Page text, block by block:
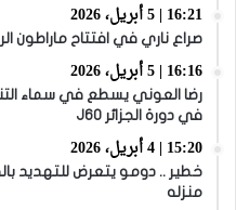
16:21 | 5 أبريل، 2026
صراع ناري في افتتاح ماراطون
16:16 | 5 أبريل، 2026
رضا العوني يسطع في سماء
في دورة الجزائر J60
15:20 | 4 أبريل، 2026
خطير .. دومو يتعرض للتهديد
منزله